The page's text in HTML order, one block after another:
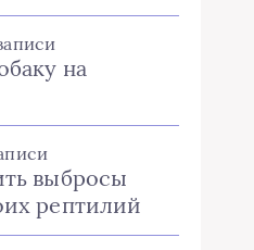
на
выбросы
рептилий